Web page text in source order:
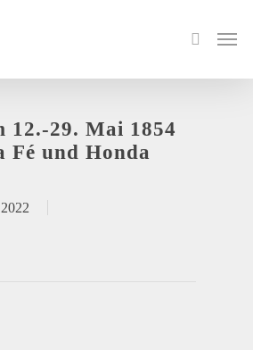
12.-29. Mai 1854
Fé und Honda